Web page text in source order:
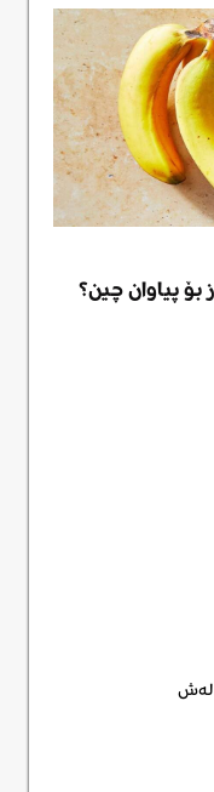
لەش